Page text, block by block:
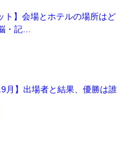
ト】会場とホテルの場所はど
・記…
月】出場者と結果、優勝は誰